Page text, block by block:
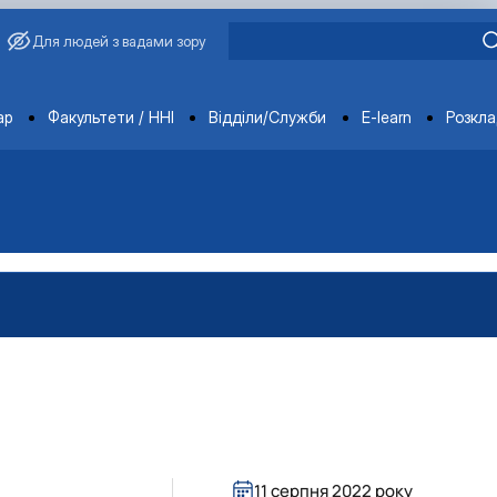
Для людей з вадами зору
Факультети / ННІ Відділи/Служби E-learn
11 серпня 2022 року